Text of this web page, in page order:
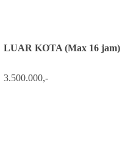
LUAR KOTA (Max 16 jam)
3.500.000,-